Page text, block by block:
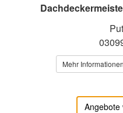
Mehr
Angebote